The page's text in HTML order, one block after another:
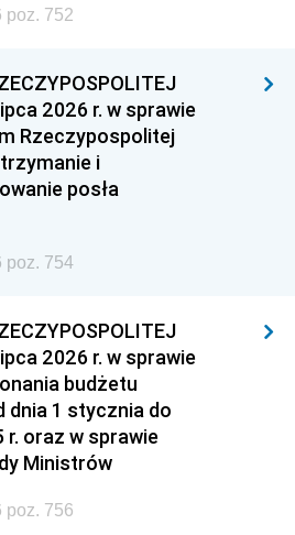
poz. 752
2026 r. w sprawie
Rzeczypospolitej
i
posła
poz. 754
2026 r. w sprawie
budżetu
dnia 1 stycznia do
r. oraz w sprawie
Ministrów
poz. 756